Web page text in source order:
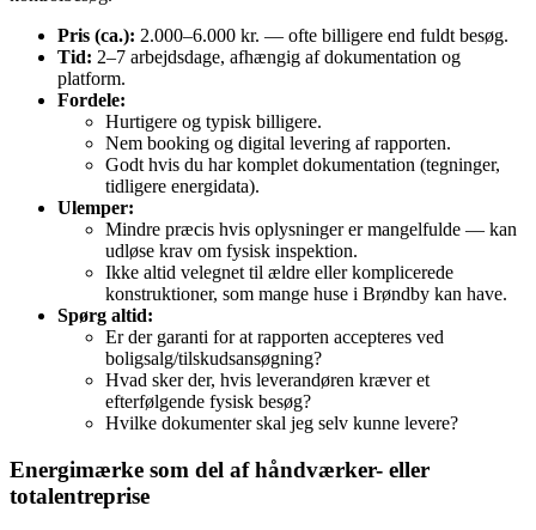
Pris (ca.): 2.000–6.000 kr. — ofte billigere end fuldt besøg.
Tid: 2–7 arbejdsdage, afhængig af dokumentation og
platform.
Fordele:
Hurtigere og typisk billigere.
Nem booking og digital levering af rapporten.
Godt hvis du har komplet dokumentation (tegninger,
tidligere energidata).
Ulemper:
Mindre præcis hvis oplysninger er mangelfulde — kan
udløse krav om fysisk inspektion.
Ikke altid velegnet til ældre eller komplicerede
konstruktioner, som mange huse i Brøndby kan have.
Spørg altid:
Er der garanti for at rapporten accepteres ved
boligsalg/tilskudsansøgning?
Hvad sker der, hvis leverandøren kræver et
efterfølgende fysisk besøg?
Hvilke dokumenter skal jeg selv kunne levere?
Energimærke som del af håndværker- eller
totalentreprise